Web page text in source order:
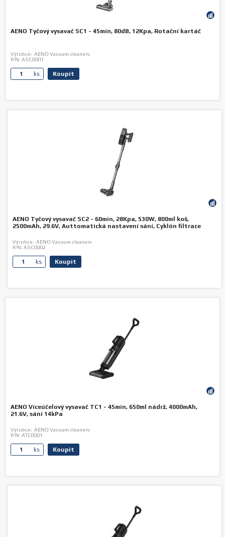
AENO Tyčový vysavač SC1 - 45min, 80dB, 12Kpa, Rotační kartáč
Výrobce: AENO Vacuum cleaners
P/N: ASC0001
ks. Koupit
AENO Tyčový vysavač SC2 - 60min, 28Kpa, 530W, 800ml koš,
2500mAh, 29.6V, Auttomatická nastavení sání, Cyklón filtrace
Výrobce: AENO Vacuum cleaners
P/N: ASC0002
ks. Koupit
AENO Víceúčelový vysavač TC1 - 45min, 650ml nádrž, 4000mAh,
21.6V, sání 14kPa
Výrobce: AENO Vacuum cleaners
P/N: ATC0001
ks. Koupit